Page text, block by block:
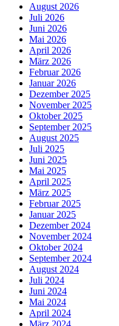
August 2026
Juli 2026
Juni 2026
Mai 2026
April 2026
März 2026
Februar 2026
Januar 2026
Dezember 2025
November 2025
Oktober 2025
September 2025
August 2025
Juli 2025
Juni 2025
Mai 2025
April 2025
März 2025
Februar 2025
Januar 2025
Dezember 2024
November 2024
Oktober 2024
September 2024
August 2024
Juli 2024
Juni 2024
Mai 2024
April 2024
März 2024